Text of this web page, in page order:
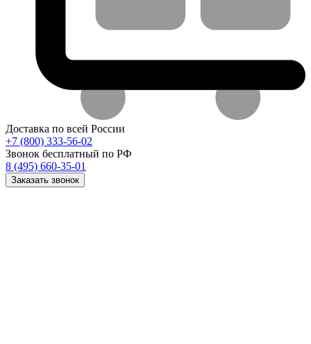
Доставка по всей России
+7 (800) 333-56-02
Звонок бесплатный по РФ
8 (495) 660-35-01
Заказать звонок